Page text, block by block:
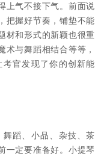
上气不接下气。前面说
把握好节奏，铺垫不能
材和形式的新颖也很重
术与舞蹈相结合等等，
官发现了你的创新能
蹈、小品、杂技、茶
一定要准备好。小提琴